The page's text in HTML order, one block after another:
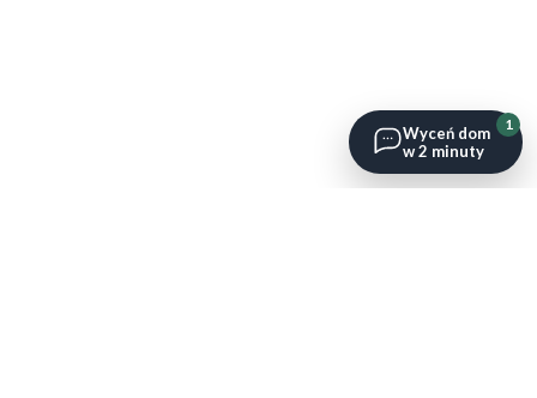
1
Wyceń dom
w 2 minuty